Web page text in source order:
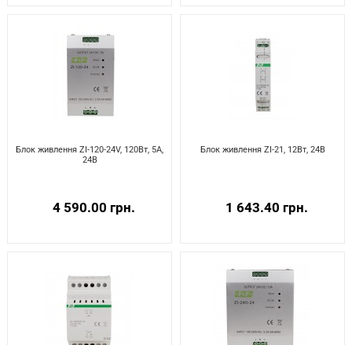
Блок живлення ZI-120-24V, 120Вт, 5А,
24В
4 590.00 грн.
Блок живлення ZI-21, 12Вт, 24В
1 643.40 грн.